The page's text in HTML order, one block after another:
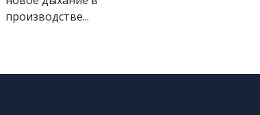
производстве...